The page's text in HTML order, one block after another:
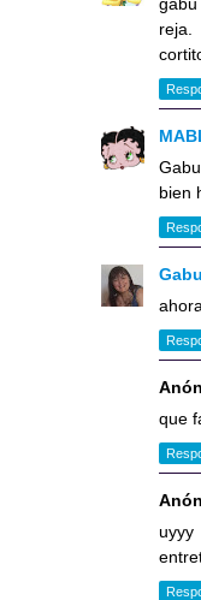
reja.
bien
que